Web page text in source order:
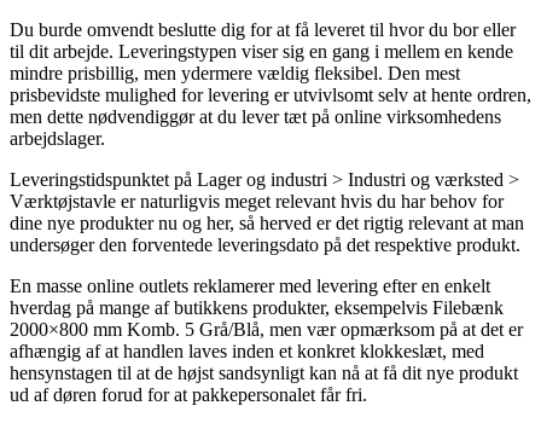
Du burde omvendt beslutte dig for at få leveret til hvor du bor eller
til dit arbejde. Leveringstypen viser sig en gang i mellem en kende
mindre prisbillig, men ydermere vældig fleksibel. Den mest
prisbevidste mulighed for levering er utvivlsomt selv at hente ordren,
men dette nødvendiggør at du lever tæt på online virksomhedens
arbejdslager.
Leveringstidspunktet på Lager og industri > Industri og værksted >
Værktøjstavle er naturligvis meget relevant hvis du har behov for
dine nye produkter nu og her, så herved er det rigtig relevant at man
undersøger den forventede leveringsdato på det respektive produkt.
En masse online outlets reklamerer med levering efter en enkelt
hverdag på mange af butikkens produkter, eksempelvis Filebænk
2000×800 mm Komb. 5 Grå/Blå, men vær opmærksom på at det er
afhængig af at handlen laves inden et konkret klokkeslæt, med
hensynstagen til at de højst sandsynligt kan nå at få dit nye produkt
ud af døren forud for at pakkepersonalet får fri.